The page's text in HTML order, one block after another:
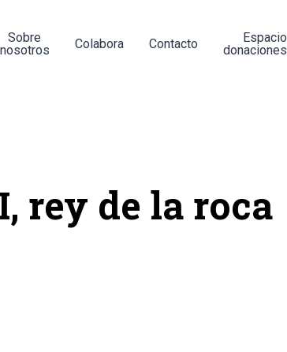
Sobre
nosotros
Colabora Contacto
Espacio
donaciones
rey de la roca